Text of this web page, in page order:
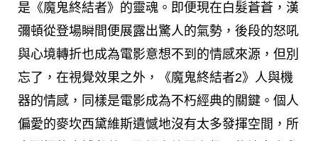
是《魔鬼終結者》的靈魂。即便現在白髮蒼蒼，漢
彌頓從登場瞬間便展露出驚人的氣勢，後段的怒吼
與心境轉折也成為電影意想不到的情感來源，但別
忘了，在視覺效果之外，《魔鬼終結者2》人與機
器的情感，同樣是電影成為不朽經典的關鍵。個人
偏愛的麥坎西黛維斯遺憾地沒有太多發揮空間，所